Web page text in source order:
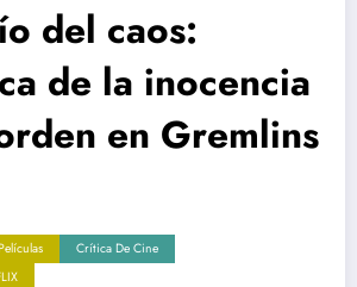
del caos:
de la inocencia
en Gremlins
Crítica De Cine